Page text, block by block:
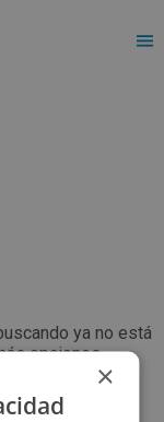
ya no está
opciones...
×